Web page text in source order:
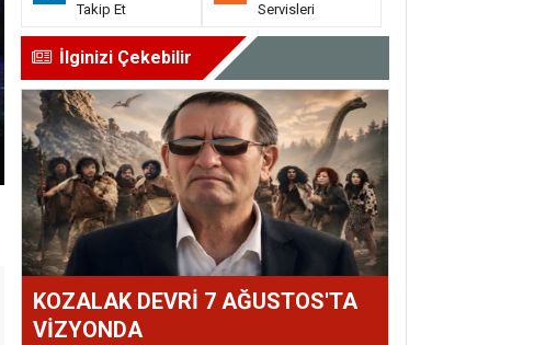
Takip Et Servisleri
İlginizi Çekebilir
KOZALAK DEVRİ 7 AĞUSTOS'TA
VİZYONDA